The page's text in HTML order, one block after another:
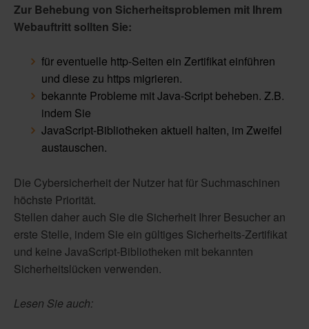
Zur Behebung von Sicherheitsproblemen mit Ihrem
Webauftritt sollten Sie:
für eventuelle http-Seiten ein Zertifikat einführen
und diese zu https migrieren.
bekannte Probleme mit Java-Script beheben. Z.B.
indem Sie
JavaScript-Bibliotheken aktuell halten, im Zweifel
austauschen.
Die Cybersicherheit der Nutzer hat für Suchmaschinen
höchste Priorität.
Stellen daher auch Sie die Sicherheit Ihrer Besucher an
erste Stelle, indem Sie ein gültiges Sicherheits-Zertifikat
und keine JavaScript-Bibliotheken mit bekannten
Sicherheitslücken verwenden.
Lesen Sie auch: